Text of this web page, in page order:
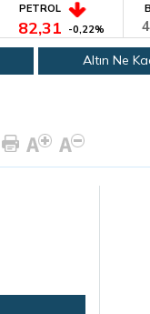
PETROL
82,31 -0,22%
Altın Ne